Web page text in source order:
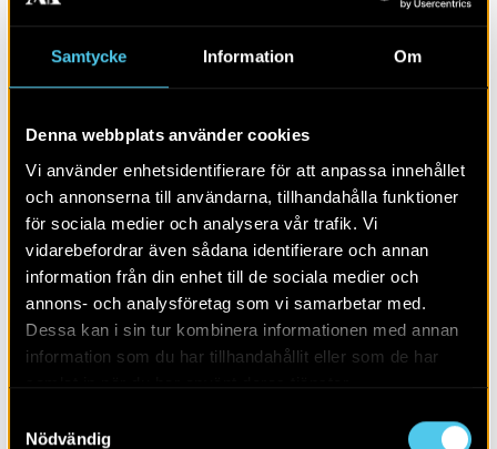
Samtycke Information Om
Denna webbplats använder cookies
Vi använder enhetsidentifierare för att anpassa innehållet
och annonserna till användarna, tillhandahålla funktioner
för sociala medier och analysera vår trafik. Vi
vidarebefordrar även sådana identifierare och annan
information från din enhet till de sociala medier och
annons- och analysföretag som vi samarbetar med.
Dessa kan i sin tur kombinera informationen med annan
information som du har tillhandahållit eller som de har
Nödvändig
RAPPORT 2025:101
Bergsbrunna